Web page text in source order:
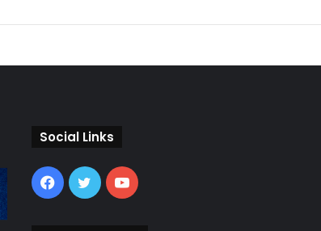
Social Links
Facebook
TwitterYouTube